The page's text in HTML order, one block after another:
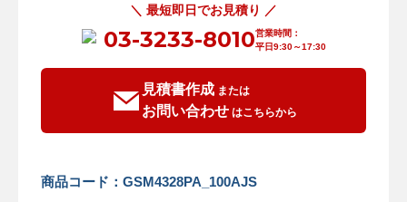
＼ 最短即日でお見積り ／
03-3233-8010営業時間：
平日9:30～17:30
見積書作成または
お問い合わせはこちらから
商品コード：GSM4328PA_100AJS